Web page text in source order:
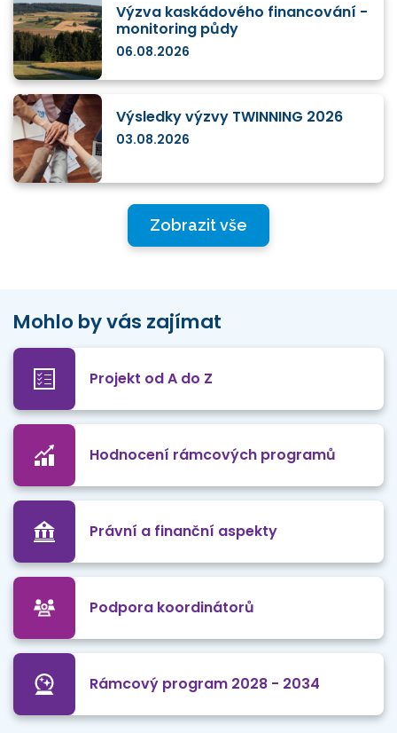
Výzva kaskádového financování -
monitoring půdy
06.08.2026
Výsledky výzvy TWINNING 2026
03.08.2026
Zobrazit vše
Mohlo by vás zajímat
Projekt od A do Z
Hodnocení rámcových programů
Právní a finanční aspekty
Podpora koordinátorů
Rámcový program 2028 - 2034